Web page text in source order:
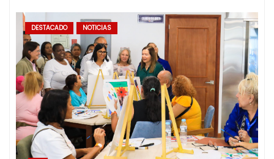
DESTACADO NOTICIAS